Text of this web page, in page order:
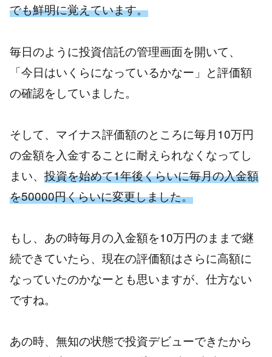
でも鮮明に覚えています。
毎日のように投資信託の管理画面を開いて、
「今日はいくらになっているかなー」と評価額
の確認をしていました。
そして、マイナス評価額のところに毎月10万円
の金額を入金することに耐えられなくなってし
まい、 投資を始めて1年後くらいに毎月の入金額
を50000円くらいに変更しました。
もし、あの時毎月の入金額を10万円のままで継
続できていたら、現在の評価額はさらに高額に
なっていたのかなーとも思いますが、仕方ない
ですね。
あの時、無知の状態で投資デビューできたから